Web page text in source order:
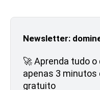
Newsletter:
🚀 Aprenda tudo
apenas 3 minutos
gratuito